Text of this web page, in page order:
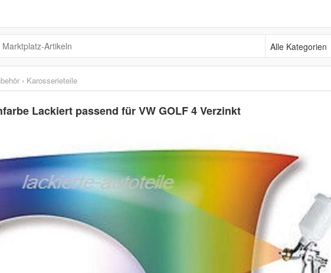
Alle Kategorien
› Karosserieteile
Lackiert passend für VW GOLF 4 Verzinkt